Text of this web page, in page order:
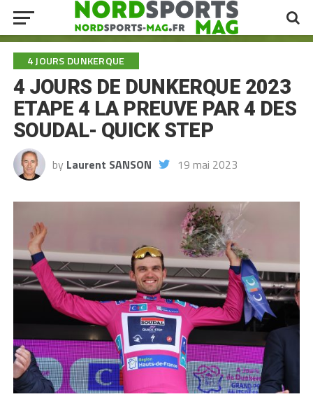
4 JOURS DUNKERQUE
4 JOURS DE DUNKERQUE 2023
ETAPE 4 LA PREUVE PAR 4 DES
SOUDAL- QUICK STEP
by Laurent SANSON 19 mai 2023